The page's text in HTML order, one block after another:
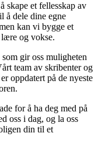
skape et fellesskap av
å dele dine egne
kan vi bygge et
og vokse.
gir oss muligheten
team av skribenter og
oppdatert på de nyeste
for å ha deg med på
oss i dag, og la oss
din til et